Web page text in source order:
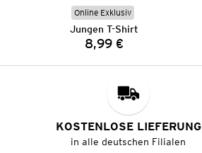
Online Exklusiv
Jungen T-Shirt
Preis:
8,99 €
KOSTENLOSE LIEFERUNG
in alle deutschen Filialen